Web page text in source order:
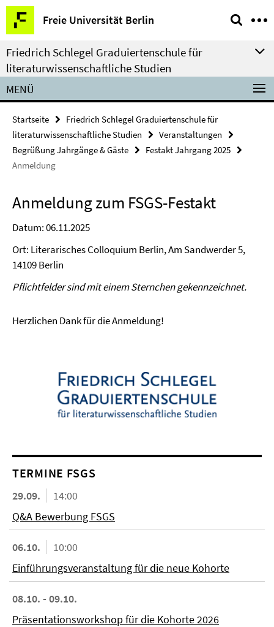
Springe
direkt
zu
Inhalt
Freie Universität Berlin
Service-
Navigation
Friedrich Schlegel Graduiertenschule für
literaturwissenschaftliche Studien
MENÜ
Startseite
Friedrich Schlegel Graduiertenschule für
literaturwissenschaftliche Studien
Veranstaltungen
Begrüßung Jahrgänge & Gäste
Festakt Jahrgang 2025
Anmeldung
Anmeldung zum FSGS-Festakt
Datum: 06.11.2025
Ort: Literarisches Colloquium Berlin, Am Sandwerder 5,
14109 Berlin
Pflichtfelder sind mit einem Sternchen gekennzeichnet.
Herzlichen Dank für die Anmeldung!
TERMINE FSGS
29.09.
14:00
Q&A Bewerbung FSGS
06.10.
10:00
Einführungsveranstaltung für die neue Kohorte
08.10. - 09.10.
Präsentationsworkshop für die Kohorte 2026